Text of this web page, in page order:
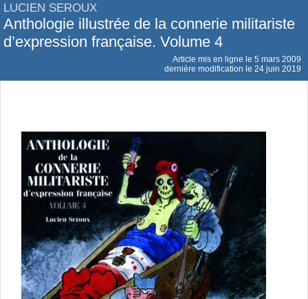
LUCIEN SEROUX
Anthologie illustrée de la connerie militariste
d’expression française. Volume 4
Article mis en ligne le 5 mars 2009
dernière modification le 24 juin 2019